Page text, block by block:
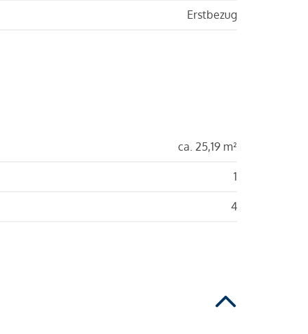
Erstbezug
ca. 25,19 m²
1
4